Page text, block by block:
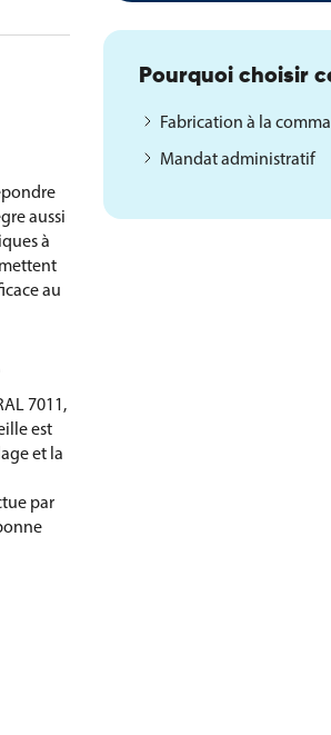
aussi
à
au
7011,
est
et la
par
Pourquoi choisir
Fabrication à la
Mandat administratif